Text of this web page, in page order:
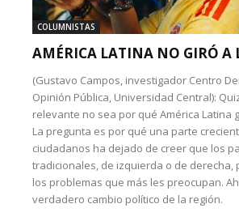
COLUMNISTAS
AMÉRICA LATINA NO GIRÓ A
(Gustavo Campos, investigador Centro
Opinión Pública, Universidad Central):
relevante no sea por qué América Latina
La pregunta es por qué una parte
ciudadanos ha dejado de creer que los
tradicionales, de izquierda o de derecha,
los problemas que más les preocupan.
verdadero cambio político de la región.